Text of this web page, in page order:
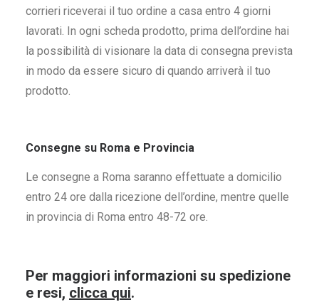
corrieri riceverai il tuo ordine a casa entro 4 giorni
lavorati. In ogni scheda prodotto, prima dell’ordine hai
la possibilità di visionare la data di consegna prevista
in modo da essere sicuro di quando arriverà il tuo
prodotto.
Consegne su Roma e Provincia
Le consegne a Roma saranno effettuate a domicilio
entro 24 ore dalla ricezione dell’ordine, mentre quelle
in provincia di Roma entro 48-72 ore.
Per maggiori informazioni su spedizione
e resi, clicca qui.